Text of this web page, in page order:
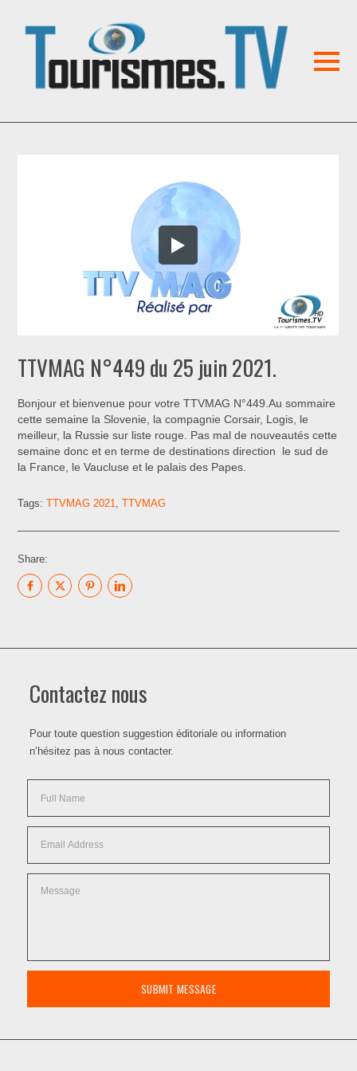
TTVMAG N°449 du 25 juin 2021.
Bonjour et bienvenue pour votre TTVMAG N°449.Au sommaire
cette semaine la Slovenie, la compagnie Corsair, Logis, le
meilleur, la Russie sur liste rouge. Pas mal de nouveautés cette
semaine donc et en terme de destinations direction le sud de
la France, le Vaucluse et le palais des Papes.
Tags:TTVMAG 2021 ,TTVMAG
Share:
Contactez nous
Pour toute question suggestion éditoriale ou information
n’hésitez pas à nous contacter.
SUBMIT MESSAGE